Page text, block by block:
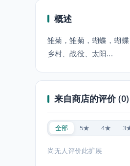
概述
雏菊，雏菊，蝴蝶，蝴
乡村、战役、太阳...
来自商店的评价 (0)
全部 5★ 4★
尚无人评价此扩展